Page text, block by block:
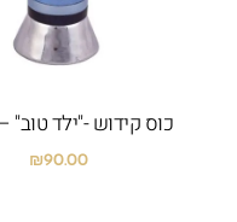
כוס קידוש -"ילד טוב"
₪90.00